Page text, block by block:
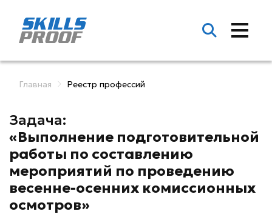
Главная Реестр профессий
Задача:
«Выполнение подготовительной
работы по составлению
мероприятий по проведению
весенне-осенних комиссионных
осмотров»